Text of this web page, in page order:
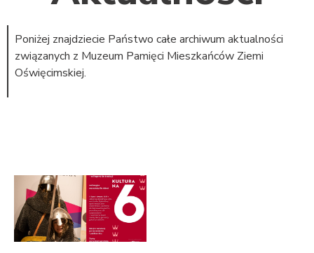
Poniżej znajdziecie Państwo całe archiwum aktualności
związanych z Muzeum Pamięci Mieszkańców Ziemi
Oświęcimskiej.